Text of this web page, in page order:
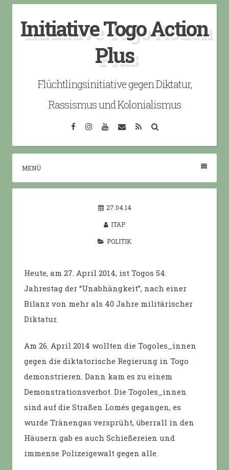
content
Initiative Togo Action
Plus
Flüchtlingsinitiative gegen Diktatur,
Rassismus und Kolonialismus
FacebookInstagramYouTube
EmailRSS
MENÜ
27.04.14
ITAP
POLITIK
Heute, am 27. April 2014, ist Togos 54.
Jahrestag der “Unabhängkeit”, nach einer
Bilanz von mehr als 40 Jahre militärischer
Diktatur.
Am 26. April 2014 wollten die Togoles_innen
gegen die diktatorische Regierung in Togo
demonstrieren. Dann kam es zu einem
Demonstrationsverbot. Die Togoles_innen
sind auf die Straßen Lomés gegangen, es
wurde Tränengas versprüht, überrall in den
Häusern gab es auch Schießereien und
immense Polizeigewalt gegen alle.